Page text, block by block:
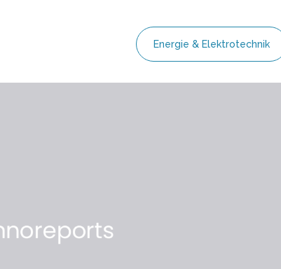
Energie & Elektrotechnik